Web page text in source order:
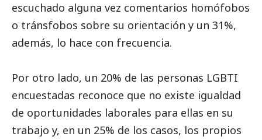
escuchado alguna vez comentarios homófobos
o tránsfobos sobre su orientación y un 31%,
además, lo hace con frecuencia.
Por otro lado, un 20% de las personas LGBTI
encuestadas reconoce que no existe igualdad
de oportunidades laborales para ellas en su
trabajo y, en un 25% de los casos, los propios